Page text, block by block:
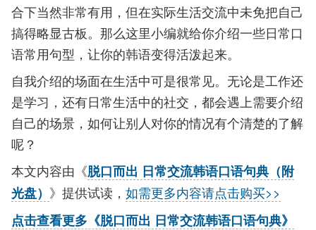
合下当然非常有用，但在实际生活交流中未免把自己
搞得略显古板。那么这里小编就给你介绍一些日常口
语常用句型，让你的韩语变得活泼起来。
自我介绍的场面在生活中可是很常见。无论是工作还
是学习，还有日常生活中的社交，都会遇上需要介绍
自己的场景，如何让别人对你的情况有个清楚的了解
呢？
本文内容由《脱口而出 日常交流韩语口语句典（附
光盘） 》提供试读， 如需更多内容请点击购买>>
点击查看更多《脱口而出 日常交流韩语口语句典》